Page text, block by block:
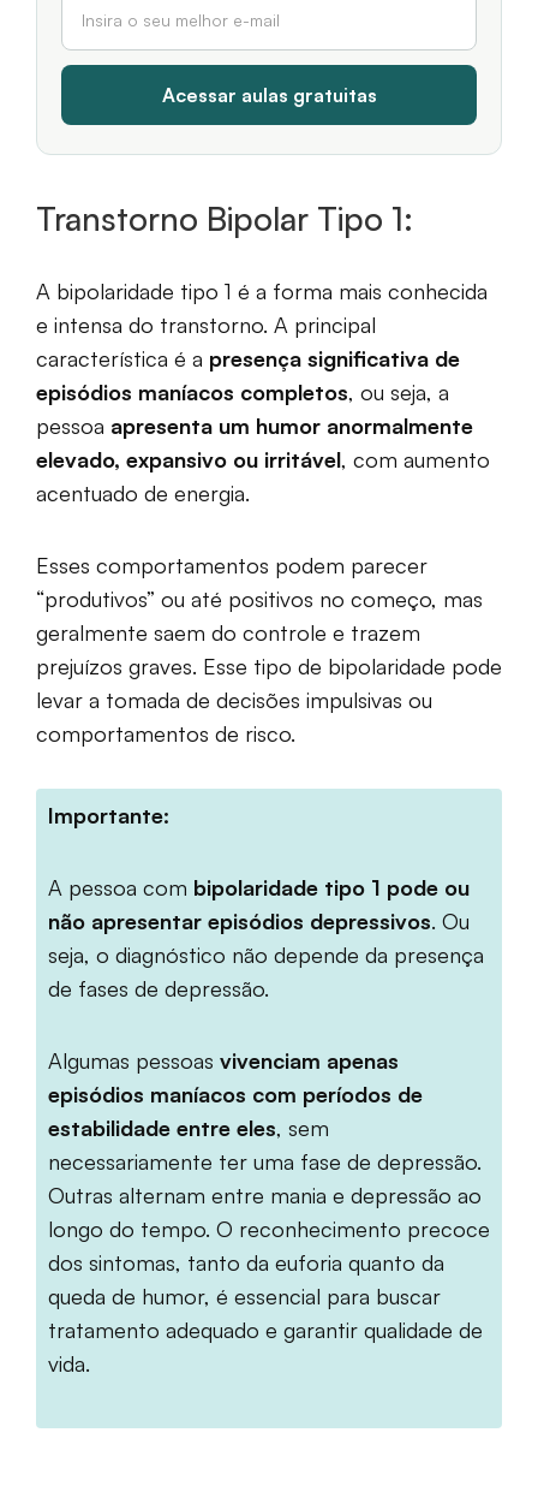
Transtorno Bipolar Tipo 1:
A bipolaridade tipo 1 é a forma mais conhecida
e intensa do transtorno. A principal
característica é a presença significativa de
episódios maníacos completos, ou seja, a
pessoa apresenta um humor anormalmente
elevado, expansivo ou irritável, com aumento
acentuado de energia.
Esses comportamentos podem parecer
“produtivos” ou até positivos no começo, mas
geralmente saem do controle e trazem
prejuízos graves. Esse tipo de bipolaridade pode
levar a tomada de decisões impulsivas ou
comportamentos de risco.
Importante:
A pessoa com bipolaridade tipo 1 pode ou
não apresentar episódios depressivos. Ou
seja, o diagnóstico não depende da presença
de fases de depressão.
Algumas pessoas vivenciam apenas
episódios maníacos com períodos de
estabilidade entre eles, sem
necessariamente ter uma fase de depressão.
Outras alternam entre mania e depressão ao
longo do tempo. O reconhecimento precoce
dos sintomas, tanto da euforia quanto da
queda de humor, é essencial para buscar
tratamento adequado e garantir qualidade de
vida.